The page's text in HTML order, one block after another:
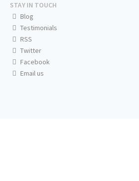
STAY IN TOUCH
Blog
Testimonials
RSS
Twitter
Facebook
Email us